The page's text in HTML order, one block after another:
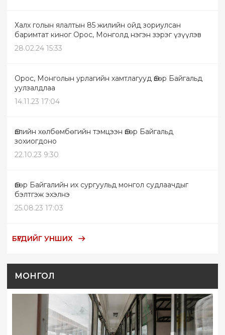
Халх голын ялалтын 85 жилийн ойд зориулсан
баримтат киног Орос, Монголд нэгэн зэрэг үзүүлэв
28.02.24 15:33
Орос, Монголын урлагийн хамтлагууд Өвөр Байгальд
уулзалдлаа
14.11.23 17:04
Өвлийн хөлбөмбөгийн тэмцээн Өвөр Байгальд
зохиогдоно
22.10.23 9:30
Өвөр Байгалийн их сургуульд монгол судлаачдыг
бэлтгэж эхэлнэ
25.08.23 17:03
БҮГДИЙГ УНШИХ
МОНГОЛ